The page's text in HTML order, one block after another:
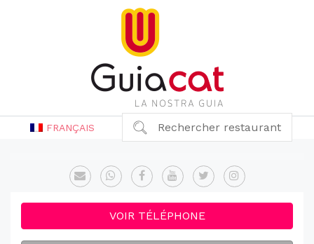
FRANÇAIS Rechercher restaurant
VOIR TÉLÉPHONE